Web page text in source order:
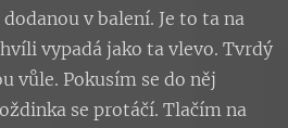
v balení. Je to ta na
vypadá jako ta vlevo. Tvrdý
vůle. Pokusím se do něj
se protáčí. Tlačím na